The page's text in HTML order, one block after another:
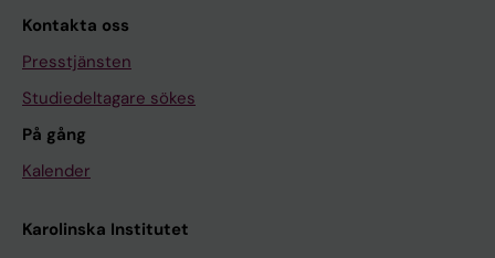
Kontakta oss
Presstjänsten
Studiedeltagare sökes
På gång
Kalender
Karolinska Institutet